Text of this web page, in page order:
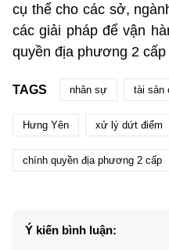
cụ thể cho các sở,
các giải pháp để vận
quyền địa phương 2
TAGS nhân sự tài sản
Hưng Yên xử lý dứt điểm
chính quyền địa phương 2 cấp
Ý kiến bình luận: